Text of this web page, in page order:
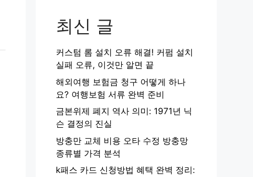
최신 글
커스텀 롬 설치 오류 해결! 커펌 설치
실패 오류, 이것만 알면 끝
해외여행 보험금 청구 어떻게 하나
요? 여행보험 서류 완벽 준비
금본위제 폐지 역사 의미: 1971년 닉
슨 결정의 진실
방충만 교체 비용 오타 수정 방충망
종류별 가격 분석
k패스 카드 신청방법 혜택 완벽 정리: